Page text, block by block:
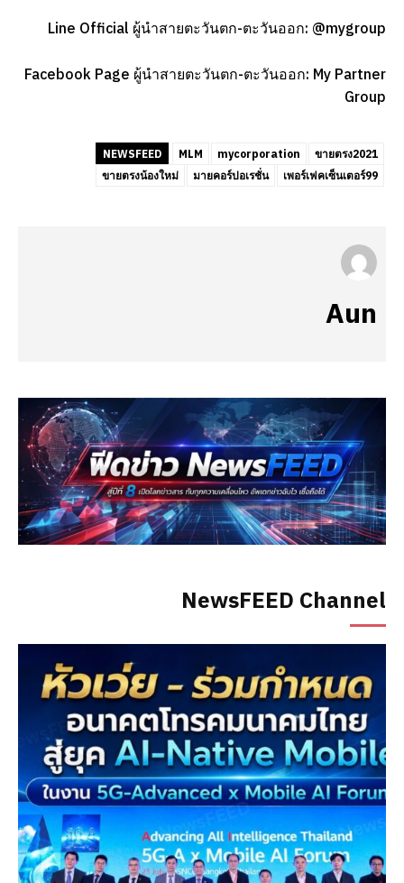
NewsFEED Channel
Line Official ผู้นำสายตะวันตก-ตะวันออก: @mygroup
Facebook Page ผู้นำสายตะวันตก-ตะวันออก: My Partner
Group
NEWSFEED MLM mycorporation
ขายตรง2021
ขายตรงน้องใหม่
มายคอร์ปอเรชั่น เพอร์เฟคเซ็นเตอร์99
Aun